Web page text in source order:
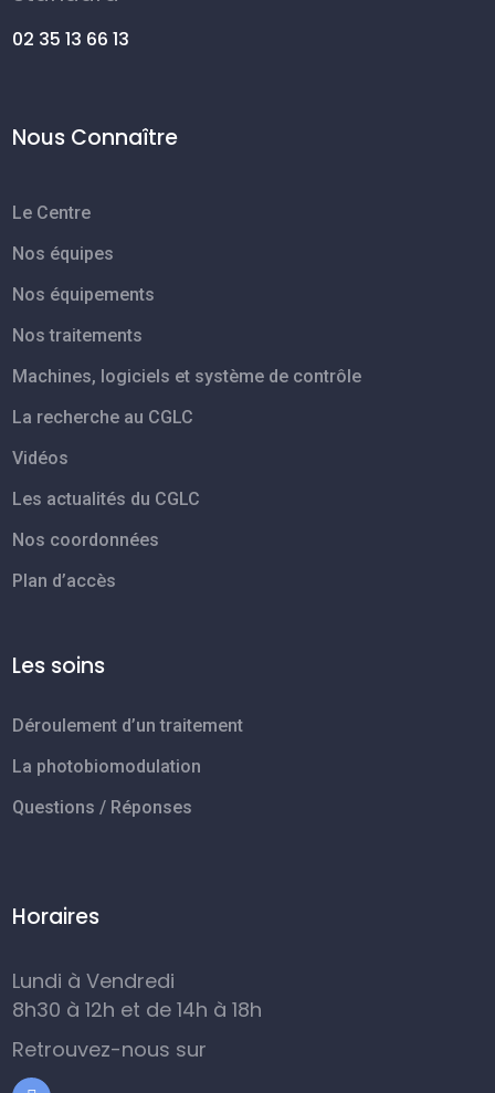
02 35 13 66 13
Nous Connaître
Le Centre
Nos équipes
Nos équipements
Nos traitements
Machines, logiciels et système de contrôle
La recherche au CGLC
Vidéos
Les actualités du CGLC
Nos coordonnées
Plan d’accès
Les soins
Déroulement d’un traitement
La photobiomodulation
Questions / Réponses
Horaires
Lundi à Vendredi
8h30 à 12h et de 14h à 18h
Retrouvez-nous sur